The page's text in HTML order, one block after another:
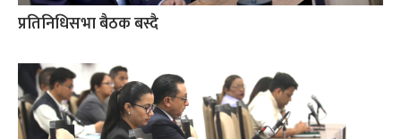
प्रतिनिधिसभा बैठक बस्दै